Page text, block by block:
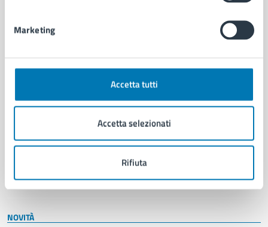
Marketing
Accetta tutti
Accetta selezionati
Rifiuta
Ambiente
Educazione e formazione
Giustizia e sicurezza pubblica
Salute, benessere e assistenza
Vita lavorativa
NOVITÀ